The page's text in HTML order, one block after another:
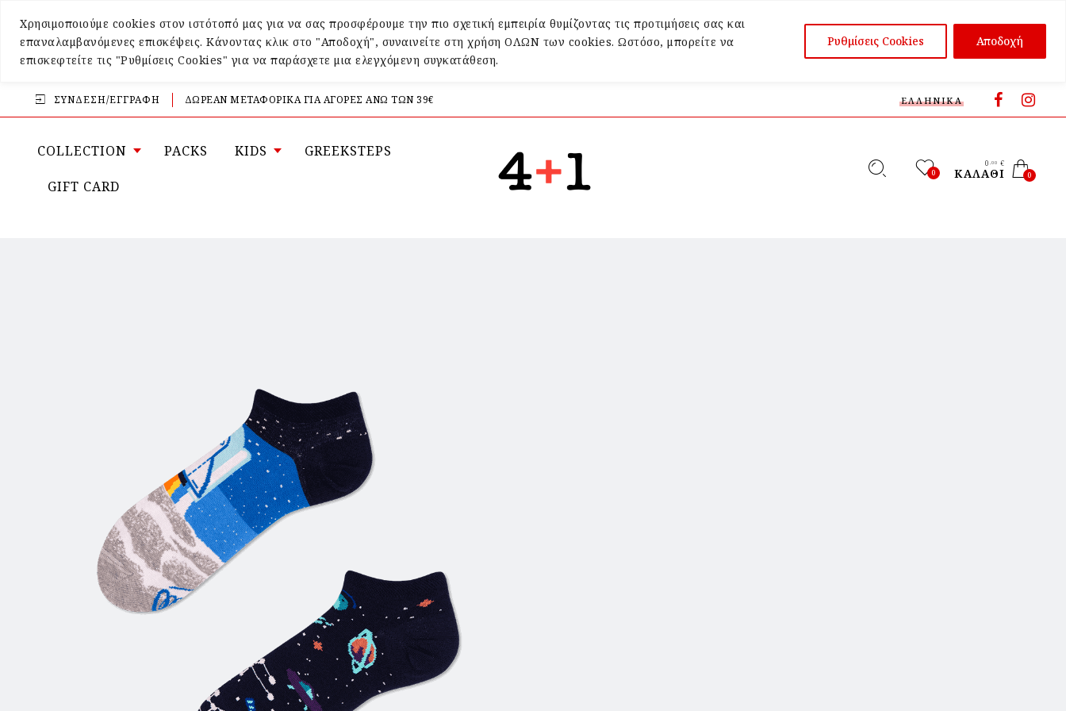
Χρησιμοποιούμε cookies στον ιστότοπό μας για να σας προσφέρουμε την πιο σχετική εμπειρία θυμίζοντας τις προτιμήσεις σας και
επαναλαμβανόμενες επισκέψεις. Κάνοντας κλικ στο "Αποδοχή", συναινείτε στη χρήση ΟΛΩΝ των cookies. Ωστόσο, μπορείτε να
επισκεφτείτε τις "Ρυθμίσεις Cookies" για να παράσχετε μια ελεγχόμενη συγκατάθεση.
Ρυθμίσεις Cookies Αποδοχή
ΣΎΝΔΕΣΗ/ΕΓΓΡΑΦΉ ΔΩΡΕΑΝ ΜΕΤΑΦΟΡΙΚΑ ΓΙΑ ΑΓΟΡΕΣ ΑΝΩ ΤΩΝ 39€ ΕΛΛΗΝΙΚΆ
COLLECTION PACKS KIDS GREEKSTEPS
GIFT CARD
0
0 ,00 €
ΚΑΛΆΘΙ 0